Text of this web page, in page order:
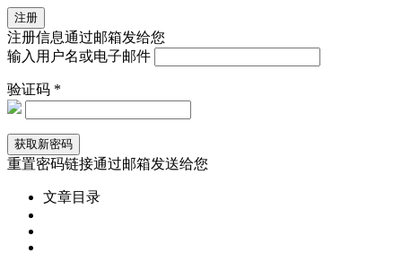
注册信息通过邮箱发给您
输入用户名或电子邮件
验证码 *
重置密码链接通过邮箱发送给您
文章目录